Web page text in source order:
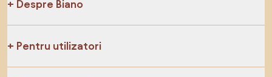
Despre Biano
Pentru utilizatori